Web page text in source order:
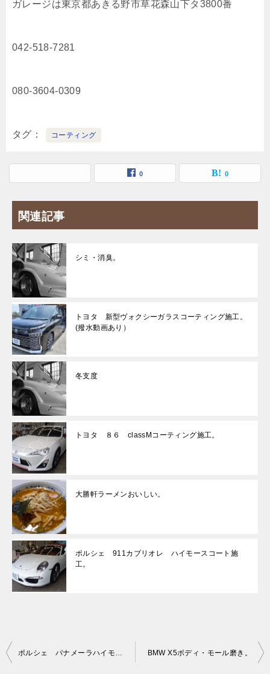
ガレージは東京都あきる野市草花森山下タ3800番
042-518-7281
080-3604-0309
タグ コーティング
0 0
関連記事
シミ・消臭。
トヨタ 新型ヴォクシーガラスコーティング施工。
(撥水動画あり）
冬支度
トヨタ ８６ classMコーティング施工。
大勝軒ラーメンおいしい。
ポルシェ 911カブリオレ ハイモースコート施
工。
投
ポルシェ パナメーラハイモースコート施工。 BMW X5ボディ・モール磨き。